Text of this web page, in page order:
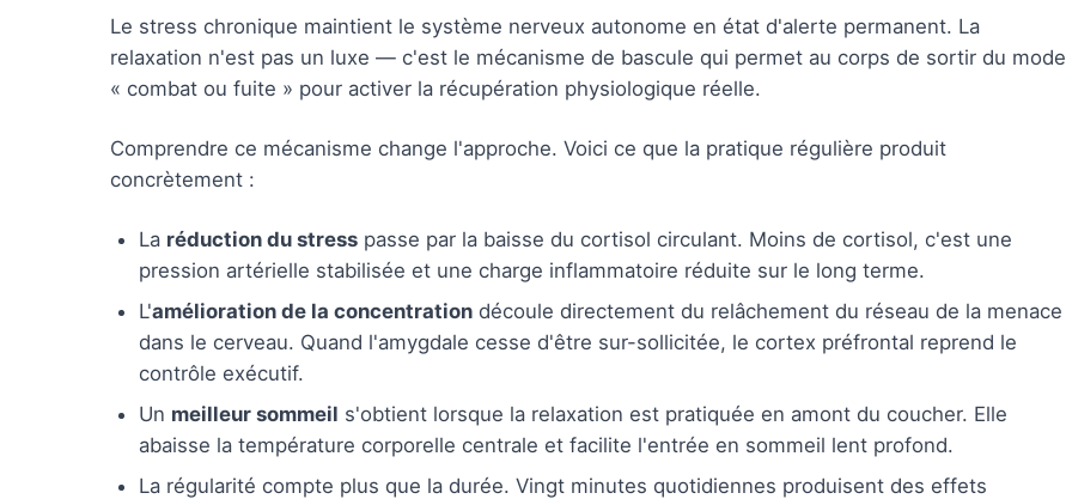
Le stress chronique maintient le système nerveux autonome en état d'alerte permanent. La
relaxation n'est pas un luxe — c'est le mécanisme de bascule qui permet au corps de sortir du mode
« combat ou fuite » pour activer la récupération physiologique réelle.
Comprendre ce mécanisme change l'approche. Voici ce que la pratique régulière produit
concrètement :
La réduction du stress passe par la baisse du cortisol circulant. Moins de cortisol, c'est une
pression artérielle stabilisée et une charge inflammatoire réduite sur le long terme.
L'amélioration de la concentration découle directement du relâchement du réseau de la menace
dans le cerveau. Quand l'amygdale cesse d'être sur-sollicitée, le cortex préfrontal reprend le
contrôle exécutif.
Un meilleur sommeil s'obtient lorsque la relaxation est pratiquée en amont du coucher. Elle
abaisse la température corporelle centrale et facilite l'entrée en sommeil lent profond.
La régularité compte plus que la durée. Vingt minutes quotidiennes produisent des effets